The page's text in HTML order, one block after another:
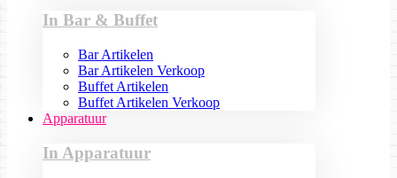
In Bar & Buffet
Bar Artikelen
Bar Artikelen Verkoop
Buffet Artikelen
Buffet Artikelen Verkoop
Apparatuur
In Apparatuur